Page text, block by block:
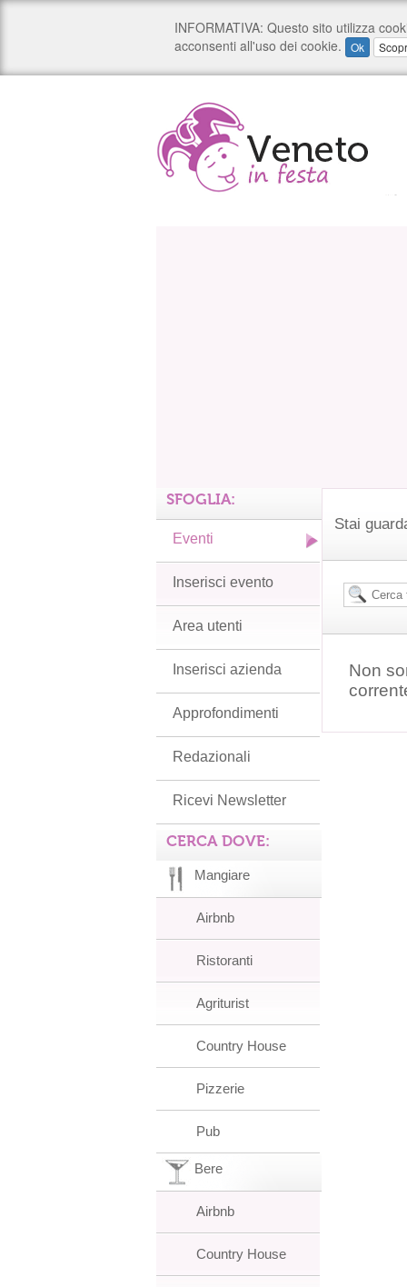
Stai
Non
SFOGLIA:
Eventi
Inserisci evento
Area utenti
Inserisci azienda
Approfondimenti
Redazionali
Ricevi Newsletter
CERCA DOVE:
Mangiare
Airbnb
Ristoranti
Agriturist
Country House
Pizzerie
Pub
Bere
Airbnb
Country House